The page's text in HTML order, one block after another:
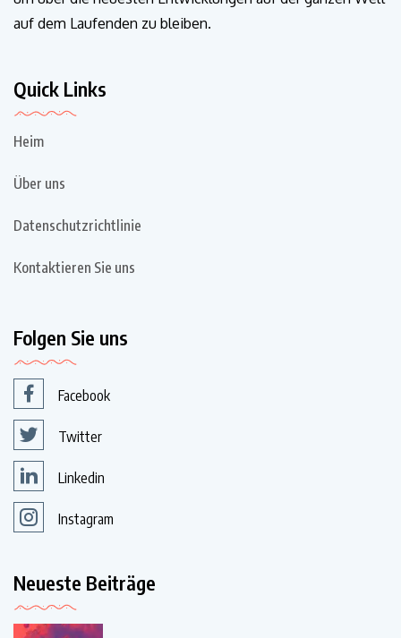
auf dem Laufenden zu bleiben.
Quick Links
Heim
Über uns
Datenschutzrichtlinie
Kontaktieren Sie uns
Folgen Sie uns
Facebook
Twitter
Linkedin
Instagram
Neueste Beiträge